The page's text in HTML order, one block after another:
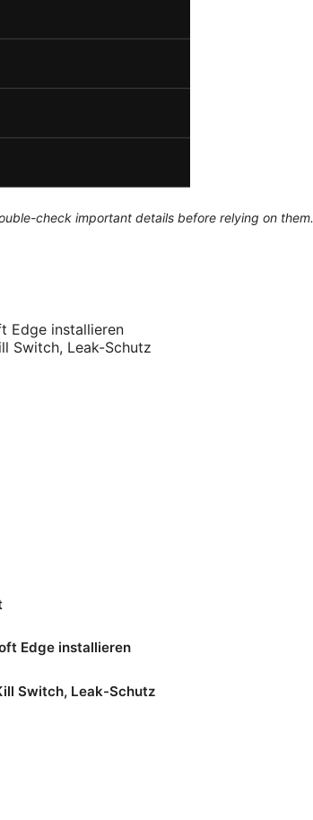
check important details before relying on them.
Edge installieren
Switch, Leak-Schutz
Edge installieren
Switch, Leak-Schutz